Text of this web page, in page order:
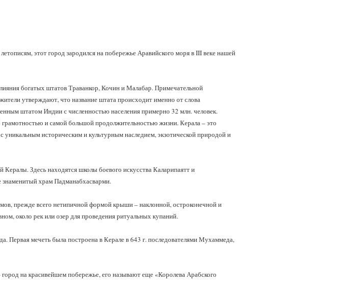
этот город зародился на побережье Аравийского моря в III веке нашей
богатых штатов Траванкор, Кочин и Малабар. Примечательной
утверждают, что название штата происходит именно от слова
штатом Индии с численностью населения примерно 32 млн. человек.
и самой большой продолжительностью жизни. Керала – это
историческим и культурным наследием, экзотической природой и
Здесь находятся школы боевого искусства Каларипаятт и
знаменитый храм Падманабхасварми.
прежде всего нетипичной формой крыши – наклонной, остроконечной и
около рек или озер для проведения ритуальных купаний.
Первая мечеть была построена в Керале в 643 г. последователями Мухаммеда,
на красивейшем побережье, его называют еще «Королева Арабского